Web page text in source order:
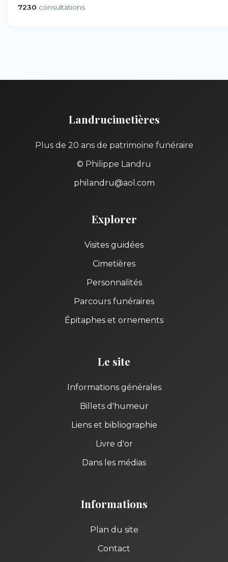
7230 consultations
Landrucimetières
Plus de 20 ans de patrimoine funéraire
© Philippe Landru
philandru@aol.com
Explorer
Visites guidées
Cimetières
Personnalités
Parcours funéraires
Épitaphes et ornements
Le site
Informations générales
Billets d'humeur
Liens et bibliographie
Livre d'or
Dans les médias
Informations
Plan du site
Contact